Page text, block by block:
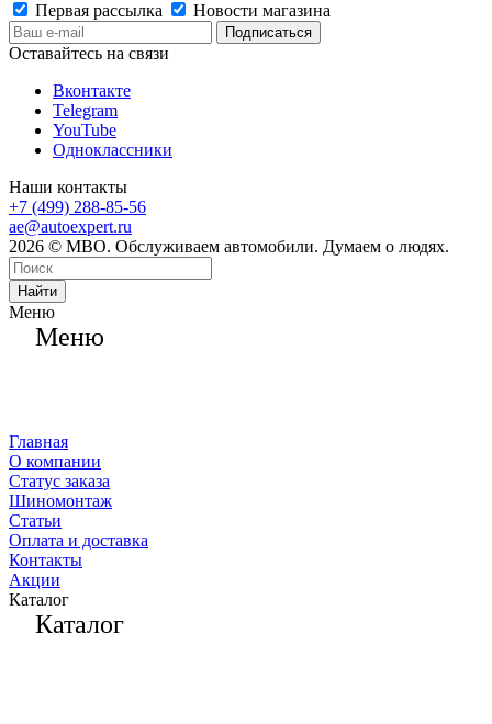
Первая рассылка
Новости магазина
Оставайтесь на связи
Вконтакте
Telegram
YouTube
Одноклассники
Наши контакты
+7 (499) 288-85-56
ae@autoexpert.ru
2026 © МВО. Обслуживаем автомобили. Думаем о людях.
Найти
Меню
Меню
Главная
О компании
Статус заказа
Шиномонтаж
Статьи
Оплата и доставка
Контакты
Акции
Каталог
Каталог